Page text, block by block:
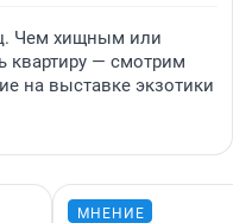
Чем хищным или
квартиру — смотрим
на выставке экзотики
МНЕНИЕ